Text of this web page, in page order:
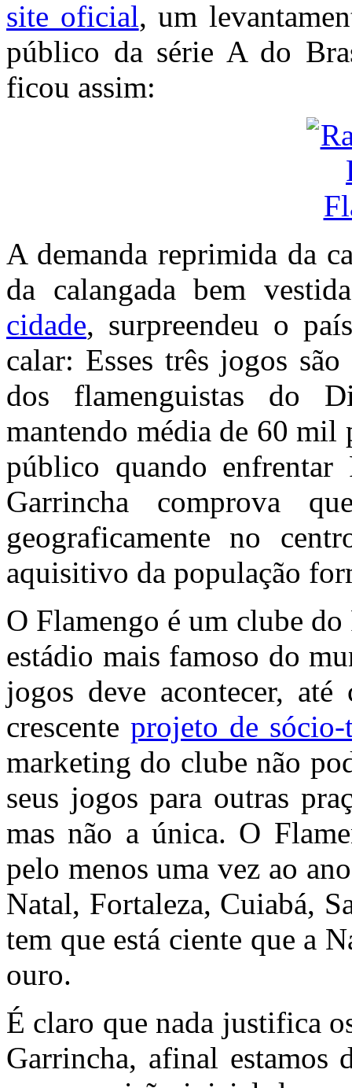
site oficial, um
público da série A do
ficou assim:
A demanda reprimida da
da calangada bem
cidade, surpreendeu o
calar: Esses três jogos
dos flamenguistas do
mantendo média de 60 mil
público quando
Garrincha comprova
geograficamente no
aquisitivo da população
O Flamengo é um clube
estádio mais famoso do
jogos deve acontecer,
crescenteprojeto de sócio-
marketing do clube não
seus jogos para outras
mas não a única. O
pelo menos uma vez ao
Natal, Fortaleza, Cuiabá,
tem que está ciente que a
ouro.
É claro que nada justifica
Garrincha, afinal estamos